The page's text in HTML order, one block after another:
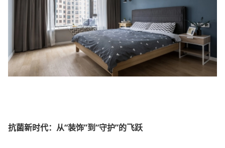
抗菌新时代：从“装饰”到“守护”的飞跃